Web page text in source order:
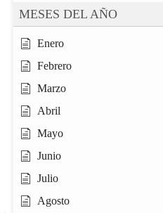
MESES DEL AÑO
Enero
Febrero
Marzo
Abril
Mayo
Junio
Julio
Agosto